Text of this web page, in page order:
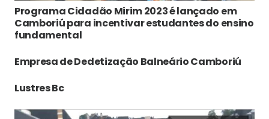
Programa Cidadão Mirim 2023 é lançado em
Camboriú para incentivar estudantes do ensino
fundamental
Empresa de Dedetização Balneário Camboriú
Lustres Bc